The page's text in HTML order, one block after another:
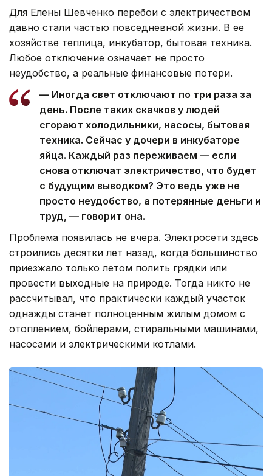
Для Елены Шевченко перебои с электричеством
давно стали частью повседневной жизни. В ее
хозяйстве теплица, инкубатор, бытовая техника.
Любое отключение означает не просто
неудобство, а реальные финансовые потери.
— Иногда свет отключают по три раза за
день. После таких скачков у людей
сгорают холодильники, насосы, бытовая
техника. Сейчас у дочери в инкубаторе
яйца. Каждый раз переживаем — если
снова отключат электричество, что будет
с будущим выводком? Это ведь уже не
просто неудобство, а потерянные деньги и
труд, — говорит она.
Проблема появилась не вчера. Электросети здесь
строились десятки лет назад, когда большинство
приезжало только летом полить грядки или
провести выходные на природе. Тогда никто не
рассчитывал, что практически каждый участок
однажды станет полноценным жилым домом с
отоплением, бойлерами, стиральными машинами,
насосами и электрическими котлами.